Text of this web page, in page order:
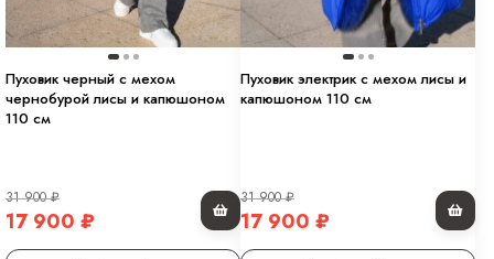
Пуховик черный с мехом
чернобурой лисы и капюшоном
110 см
31 900₽
17 900 ₽
Пуховик электрик с мехом лисы и
капюшоном 110 см
31 900₽
17 900 ₽